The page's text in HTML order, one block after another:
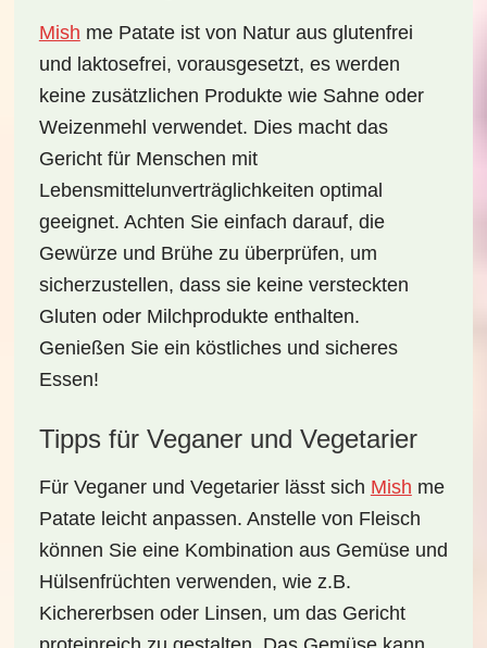
Mish me Patateist von Natur aus glutenfrei
und laktosefrei, vorausgesetzt, es werden
keine zusätzlichen Produkte wie Sahne oder
Weizenmehl verwendet. Dies macht das
Gericht für Menschen mit
Lebensmittelunverträglichkeiten optimal
geeignet. Achten Sie einfach darauf, die
Gewürze und Brühe zu überprüfen, um
sicherzustellen, dass sie keine versteckten
Gluten oder Milchprodukte enthalten.
Genießen Sie ein köstliches und sicheres
Essen!
Tipps für Veganer und Vegetarier
Für Veganer und Vegetarier lässt sich Mish me
Patateleicht anpassen. Anstelle von Fleisch
können Sie eine Kombination aus Gemüseund
Hülsenfrüchten verwenden, wie z.B.
Kichererbsen oder Linsen, um das Gericht